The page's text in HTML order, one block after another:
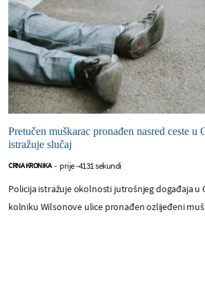
Pretučen muškarac pronađen nasred ceste u
istražuje slučaj
CRNA KRONIKA - prije -4131 sekundi
Policija istražuje okolnosti jutrošnjeg događaja u
kolniku Wilsonove ulice pronađen ozlijeđeni